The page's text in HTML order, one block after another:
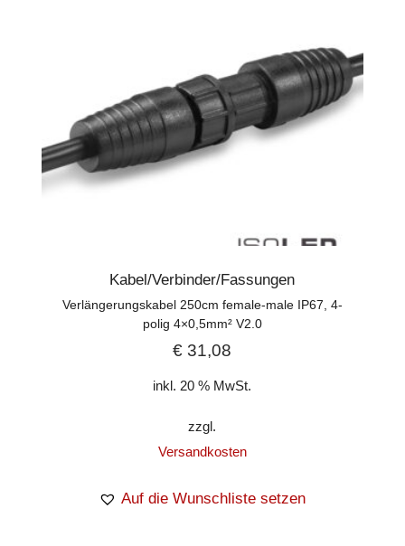
Kabel/Verbinder/Fassungen
Verlängerungskabel 250cm female-male IP67, 4-
polig 4×0,5mm² V2.0
€ 31,08
inkl. 20 % MwSt.
zzgl.
Versandkosten
Auf die Wunschliste setzen